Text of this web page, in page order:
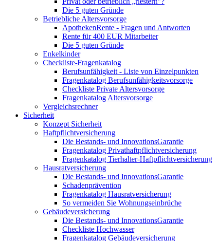
Die 5 guten Gründe
Betriebliche Altersvorsorge
ApothekenRente - Fragen und Antworten
Rente für 400 EUR Mitarbeiter
Die 5 guten Gründe
Enkelkinder
Checkliste-Fragenkatalog
Berufsunfähigkeit - Liste von Einzelpunkten
Fragenkatalog Berufsunfähigkeitsvorsorge
Checkliste Private Altersvorsorge
Fragenkatalog Altersvorsorge
Vergleichsrechner
Sicherheit
Konzept Sicherheit
Haftpflichtversicherung
Die Bestands- und InnovationsGarantie
Fragenkatalog Privathaftpflichtversicherung
Fragenkatalog Tierhalter-Haftpflichtversicherung
Hausratversicherung
Die Bestands- und InnovationsGarantie
Schadenprävention
Fragenkatalog Hausratversicherung
So vermeiden Sie Wohnungseinbrüche
Gebäudeversicherung
Die Bestands- und InnovationsGarantie
Checkliste Hochwasser
Fragenkatalog Gebäudeversicherung